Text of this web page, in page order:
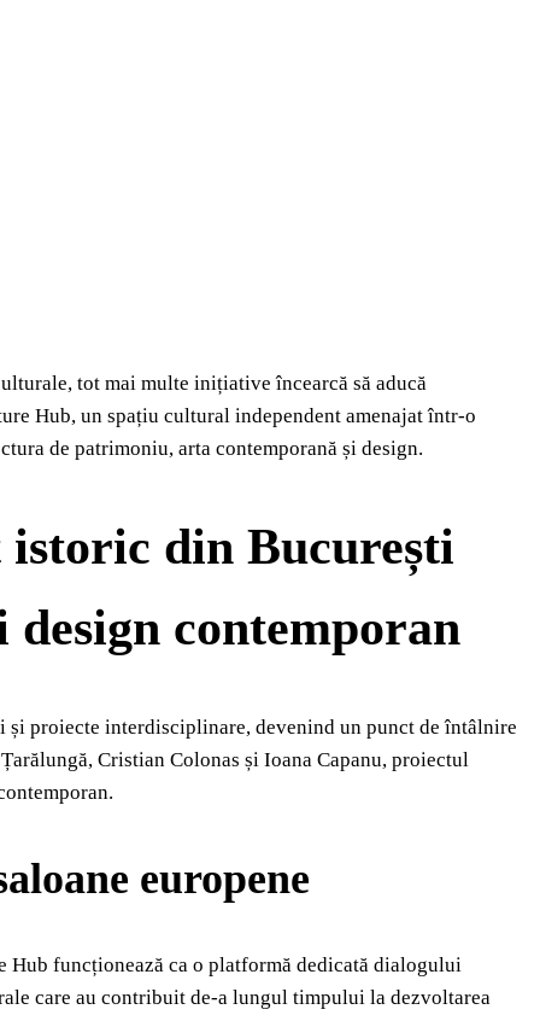
tot mai multe inițiative încearcă să aducă
Hub, un spațiu cultural independent amenajat într-o
de patrimoniu, arta contemporană și design.
din București
contemporan
proiecte interdisciplinare, devenind un punct de întâlnire
Cristian Colonas și Ioana Capanu, proiectul
europene
funcționează ca o platformă dedicată dialogului
care au contribuit de-a lungul timpului la dezvoltarea